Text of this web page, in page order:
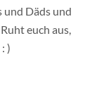
und Däds und
euch aus,
)